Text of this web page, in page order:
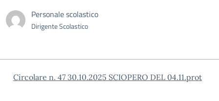
Personale scolastico
Dirigente Scolastico
Circolare n. 47 30.10.2025 SCIOPERO DEL 04.11.prot